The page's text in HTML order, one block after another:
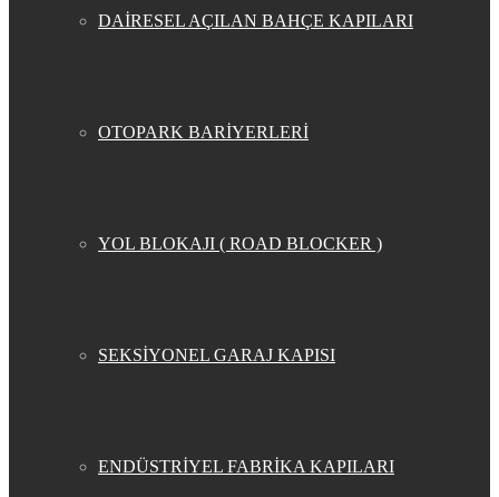
DAİRESEL AÇILAN BAHÇE KAPILARI
OTOPARK BARİYERLERİ
YOL BLOKAJI ( ROAD BLOCKER )
SEKSİYONEL GARAJ KAPISI
ENDÜSTRİYEL FABRİKA KAPILARI